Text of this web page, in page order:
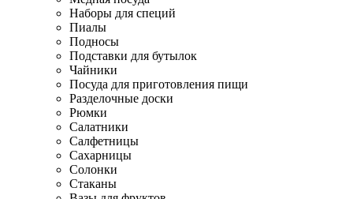
Наборы для специй
Пиалы
Подносы
Подставки для бутылок
Чайники
Посуда для приготовления пищи
Разделочные доски
Рюмки
Салатники
Салфетницы
Сахарницы
Солонки
Стаканы